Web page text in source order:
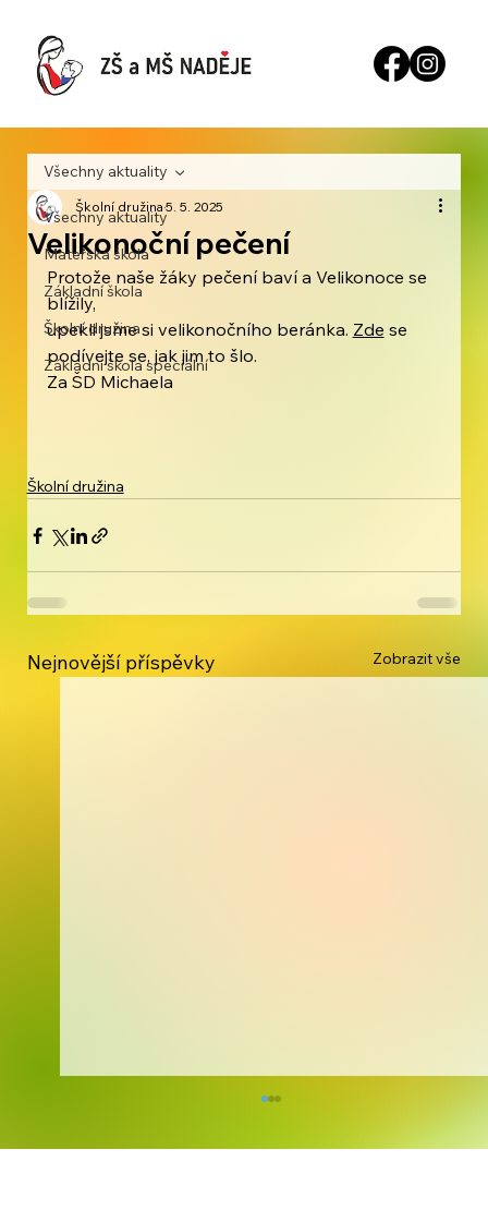
Všechny aktuality
Mateřská škola
Základní škola
Školní družina
Základní škola speciální
Všechny aktuality
Velikonoční pečení
Školní družina5. 5. 2025
Protože naše žáky pečení baví a Velikonoce se
blížily,
upekli jsme si velikonočního beránka. Zde se
podívejte se, jak jim to šlo.
Za ŠD Michaela
Školní družina
Nejnovější příspěvky Zobrazit vše